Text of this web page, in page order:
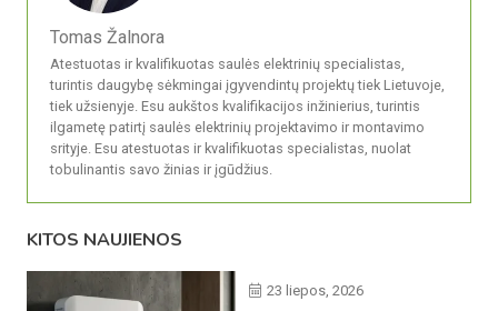
Tomas Žalnora
Atestuotas ir kvalifikuotas saulės elektrinių specialistas,
turintis daugybę sėkmingai įgyvendintų projektų tiek Lietuvoje,
tiek užsienyje. Esu aukštos kvalifikacijos inžinierius, turintis
ilgametę patirtį saulės elektrinių projektavimo ir montavimo
srityje. Esu atestuotas ir kvalifikuotas specialistas, nuolat
tobulinantis savo žinias ir įgūdžius.
KITOS NAUJIENOS
23 liepos, 2026